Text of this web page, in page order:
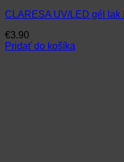
CLARESA UV/LED gél lak
€3.90
Pridať do košíka